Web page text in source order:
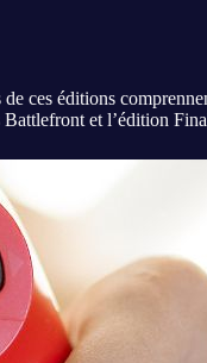
ces éditions
et l’édition